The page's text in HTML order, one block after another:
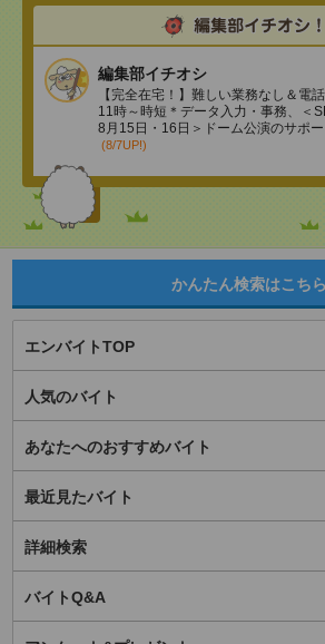
編集部イチオシ
【完全在宅！】難しい業務なし＆電
11時～時短＊データ入力・事務、＜
8月15日・16日＞ドーム公演のサポ
(8/7UP!)
かんたん検索はこちら
エンバイトTOP
人気のバイト
あなたへのおすすめバイト
最近見たバイト
詳細検索
バイトQ&A